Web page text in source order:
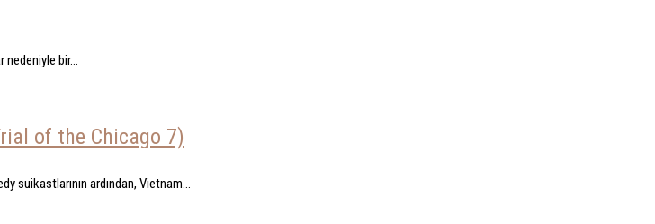
bir...
of the Chicago 7)
suikastlarının ardından, Vietnam...